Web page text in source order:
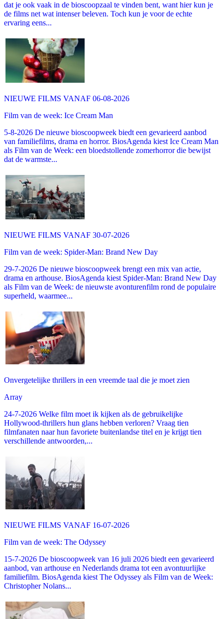
dat je ook vaak in de bioscoopzaal te vinden bent, want hier kun je
de films net wat intenser beleven. Toch kun je voor de echte
ervaring eens...
NIEUWE FILMS VANAF 06-08-2026
Film van de week: Ice Cream Man
5-8-2026 De nieuwe bioscoopweek biedt een gevarieerd aanbod
van familiefilms, drama en horror. BiosAgenda kiest Ice Cream Man
als Film van de Week: een bloedstollende zomerhorror die bewijst
dat de warmste...
NIEUWE FILMS VANAF 30-07-2026
Film van de week: Spider-Man: Brand New Day
29-7-2026 De nieuwe bioscoopweek brengt een mix van actie,
drama en arthouse. BiosAgenda kiest Spider-Man: Brand New Day
als Film van de Week: de nieuwste avonturenfilm rond de populaire
superheld, waarmee...
Onvergetelijke thrillers in een vreemde taal die je moet zien
Array
24-7-2026 Welke film moet ik kijken als de gebruikelijke
Hollywood-thrillers hun glans hebben verloren? Vraag tien
filmfanaten naar hun favoriete buitenlandse titel en je krijgt tien
verschillende antwoorden,...
NIEUWE FILMS VANAF 16-07-2026
Film van de week: The Odyssey
15-7-2026 De bioscoopweek van 16 juli 2026 biedt een gevarieerd
aanbod, van arthouse en Nederlands drama tot een avontuurlijke
familiefilm. BiosAgenda kiest The Odyssey als Film van de Week:
Christopher Nolans...